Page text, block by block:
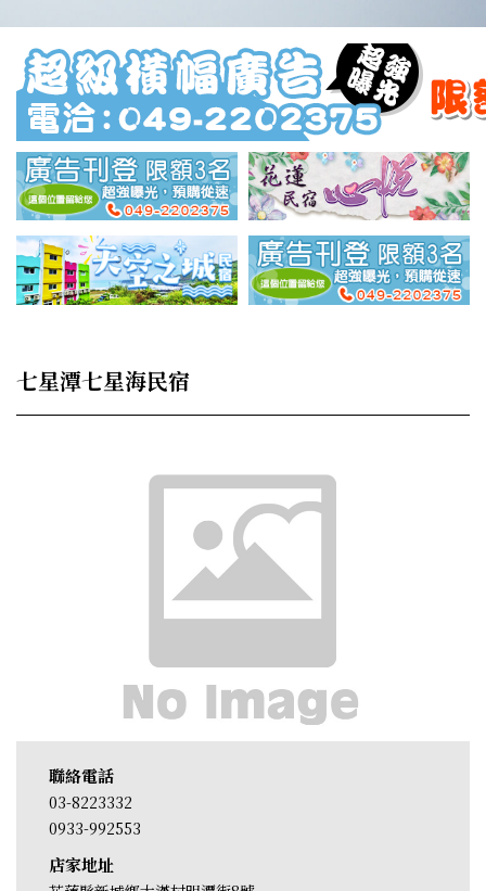
七星潭七星海民宿
聯絡電話
03-8223332
0933-992553
店家地址